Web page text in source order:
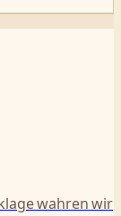
wahren wir